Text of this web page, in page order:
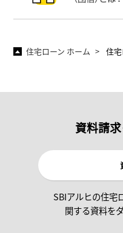
住宅ローン ホーム 住
資料請
SBIアルヒの住宅
関する資料を